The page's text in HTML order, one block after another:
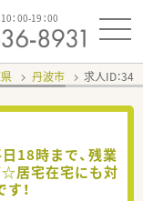
：00-19：00
丹波市 求人ID：
18時まで、残業
☆居宅在宅にも対
！